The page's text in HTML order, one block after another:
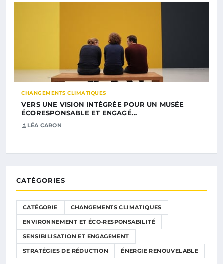
CHANGEMENTS CLIMATIQUES
VERS UNE VISION INTÉGRÉE POUR UN MUSÉE
ÉCORESPONSABLE ET ENGAGÉ…
LÉA CARON
CATÉGORIES
CATÉGORIE CHANGEMENTS CLIMATIQUES
ENVIRONNEMENT ET ÉCO-RESPONSABILITÉ
SENSIBILISATION ET ENGAGEMENT
STRATÉGIES DE RÉDUCTION ÉNERGIE RENOUVELABLE